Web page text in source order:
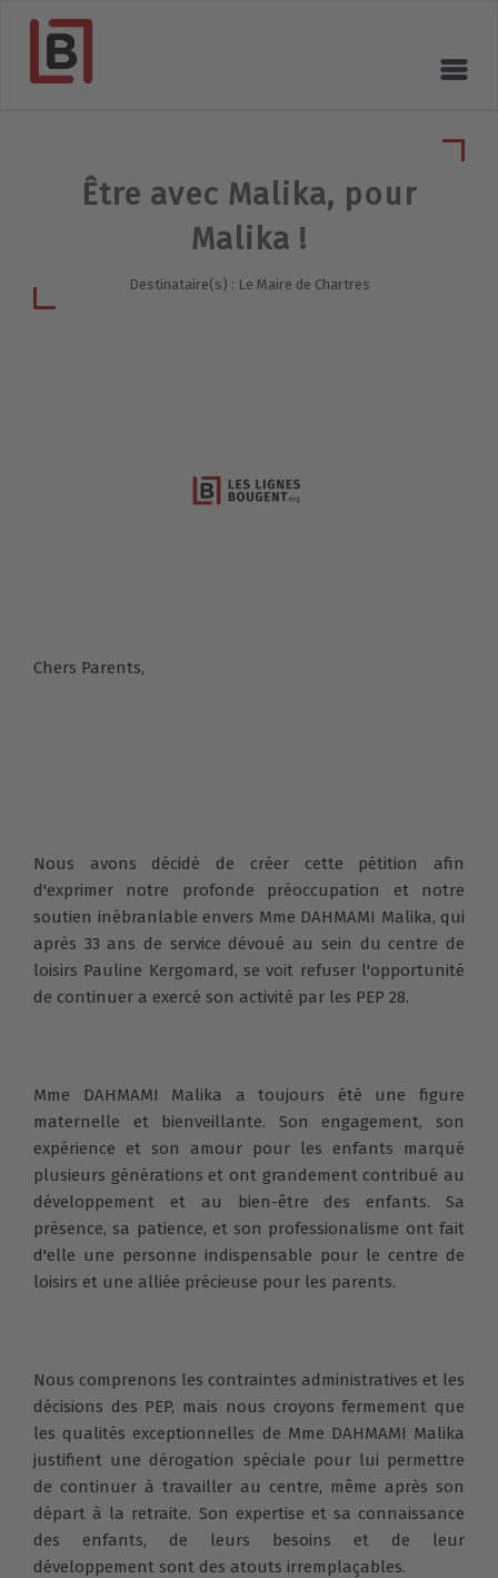
Être avec Malika, pour
Malika !
Destinataire(s) : Le Maire de Chartres
Chers Parents,
Nous avons décidé de créer cette pétition afin
d'exprimer notre profonde préoccupation et notre
soutien inébranlable envers Mme DAHMAMI Malika, qui
après 33 ans de service dévoué au sein du centre de
loisirs Pauline Kergomard, se voit refuser l'opportunité
de continuer a exercé son activité par les PEP 28.
Mme DAHMAMI Malika a toujours été une figure
maternelle et bienveillante. Son engagement, son
expérience et son amour pour les enfants marqué
plusieurs générations et ont grandement contribué au
développement et au bien-être des enfants. Sa
présence, sa patience, et son professionalisme ont fait
d'elle une personne indispensable pour le centre de
loisirs et une alliée précieuse pour les parents.
Nous comprenons les contraintes administratives et les
décisions des PEP, mais nous croyons fermement que
les qualités exceptionnelles de Mme DAHMAMI Malika
justifient une dérogation spéciale pour lui permettre
de continuer à travailler au centre, même après son
départ à la retraite. Son expertise et sa connaissance
des enfants, de leurs besoins et de leur
développement sont des atouts irremplaçables.